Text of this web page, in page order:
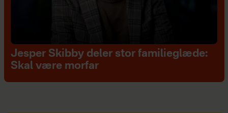
Jesper Skibby deler stor familieglæde:
Skal være morfar